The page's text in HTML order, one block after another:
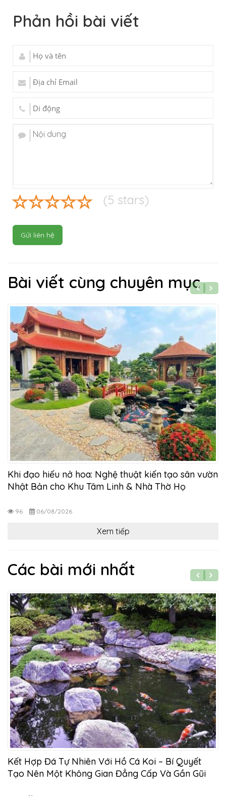
Phản hồi bài viết
(5 stars)
Gửi liên hệ
Bài viết cùng chuyên mục
Khi đạo hiếu nở hoa: Nghệ thuật kiến tạo sân vườn
Nhật Bản cho Khu Tâm Linh & Nhà Thờ Họ
96 06/08/2026
Xem tiếp
Các bài mới nhất
Kết Hợp Đá Tự Nhiên Với Hồ Cá Koi – Bí Quyết
Tạo Nên Một Không Gian Đẳng Cấp Và Gần Gũi